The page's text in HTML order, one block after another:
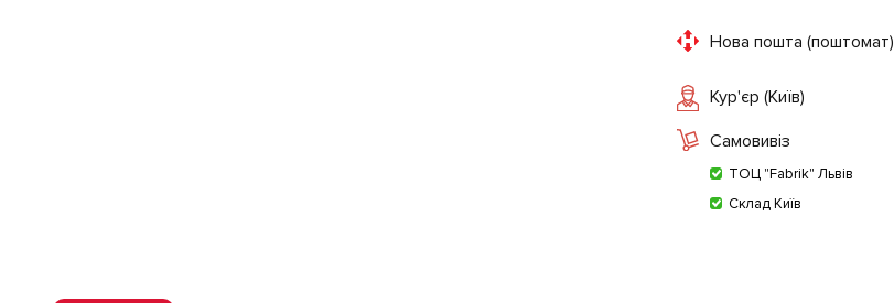
Нова пошта (поштомат)
Кур'єр (Київ)
Самовивіз
ТОЦ "Fabrik" Львів
Склад Київ